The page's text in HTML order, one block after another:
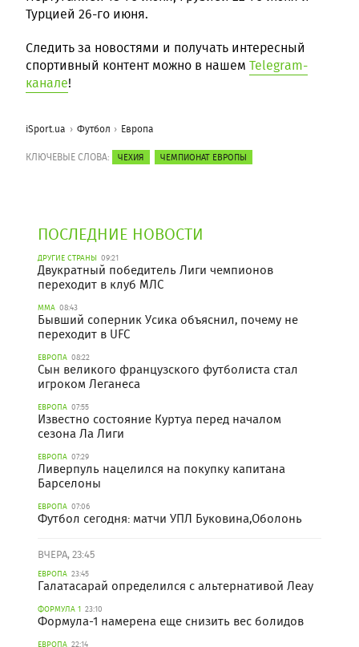
Турцией 26-го июня.
Следить за новостями и получать интересный
спортивный контент можно в нашем Telegram-
канале!
iSport.ua Футбол Европа
КЛЮЧЕВЫЕ СЛОВА: ЧЕХИЯ ЧЕМПИОНАТ ЕВРОПЫ
ПОСЛЕДНИЕ НОВОСТИ
ДРУГИЕ СТРАНЫ 09:21
Двукратный победитель Лиги чемпионов
переходит в клуб МЛС
ММА 08:43
Бывший соперник Усика объяснил, почему не
переходит в UFC
ЕВРОПА 08:22
Сын великого французского футболиста стал
игроком Леганеса
ЕВРОПА 07:55
Известно состояние Куртуа перед началом
сезона Ла Лиги
ЕВРОПА 07:29
Ливерпуль нацелился на покупку капитана
Барселоны
ЕВРОПА 07:06
Футбол сегодня: матчи УПЛ Буковина,Оболонь
ВЧЕРА, 23:45
ЕВРОПА 23:45
Галатасарай определился с альтернативой Леау
ФОРМУЛА 1 23:10
Формула-1 намерена еще снизить вес болидов
ЕВРОПА 22:14